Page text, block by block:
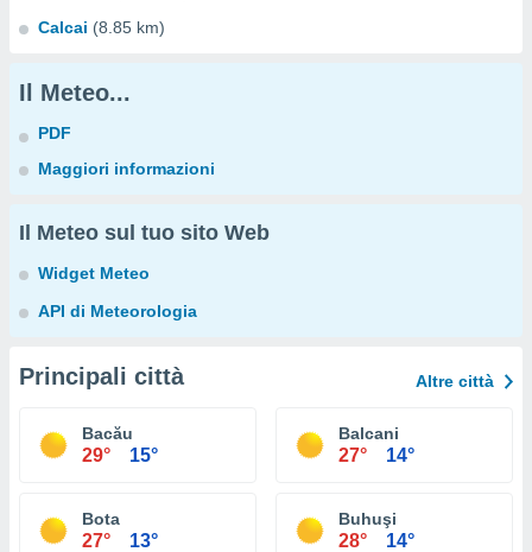
Calcai (8.85 km)
Il Meteo...
PDF
Maggiori informazioni
Il Meteo sul tuo sito Web
Widget Meteo
API di Meteorologia
Principali città Altre città
Bacău
29° 15°
Balcani
27° 14°
Bota
27° 13°
Buhuşi
28° 14°